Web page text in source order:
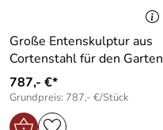
Große Entenskulptur aus
Cortenstahl für den Garten
787,- €*
Grundpreis: 787,- €/Stück